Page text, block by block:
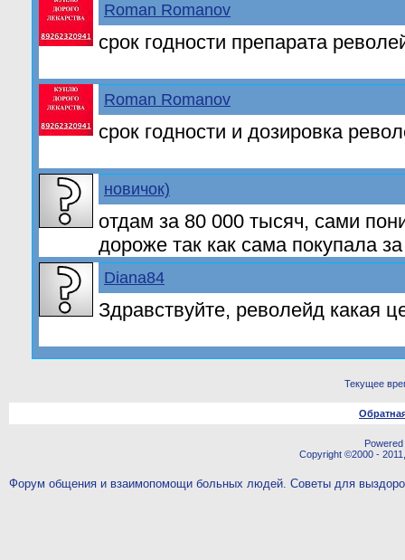
Roman Romanov
срок годности препарата
Roman Romanov
срок годности и дозировка
новичок)
отдам за 80 000 тысяч, сами
дороже так как сама покупала
Diana84
Здравствуйте, револейд какая
Текущее
Copyright ©2000 -
Форум общения и взаимопомощи больных людей. Советы для